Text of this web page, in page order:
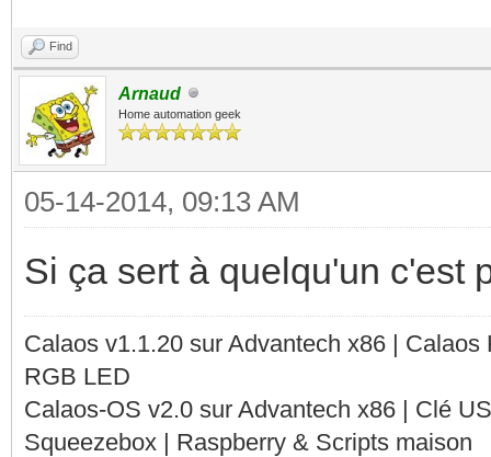
Find
Arnaud
Home automation geek
05-14-2014, 09:13 AM
Si ça sert à quelqu'un c'est
Calaos v1.1.20 sur Advantech x86 |
RGB LED
Calaos-OS v2.0 sur Advantech x86 | Clé
Squeezebox | Raspberry & Scripts maison